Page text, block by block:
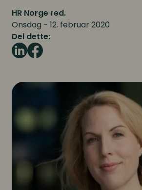
HR Norge red.
Onsdag - 12. februar 2020
Del dette: